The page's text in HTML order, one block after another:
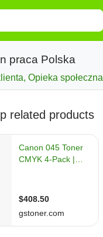
praca Polska
Opieka społeczna